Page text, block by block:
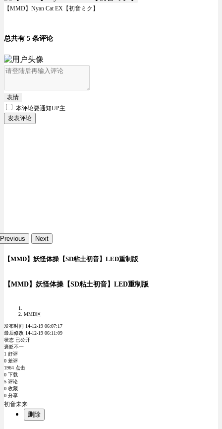
【MMD】Nyan Cat EX【初音ミク】
总共有 5 条评论
表情
本评论要通知UP主
发表评论
Previous Next
【MMD】妖怪体操【SD粘土初音】LED重制版
【MMD】妖怪体操【SD粘土初音】LED重制版
MMD区
发布时间 14-12-19 06:07:17
最后修改 14-12-19 06:11:09
状态 已公开
褒贬不一
1 好评
0 差评
1964 点击
0 下载
5 评论
0 收藏
0 分享
初音未来
删除